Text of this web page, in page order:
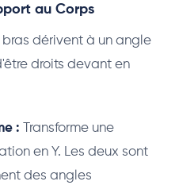
au Corps
bras dérivent à un angle
droits devant en
: Transforme une
en Y. Les deux sont
des angles